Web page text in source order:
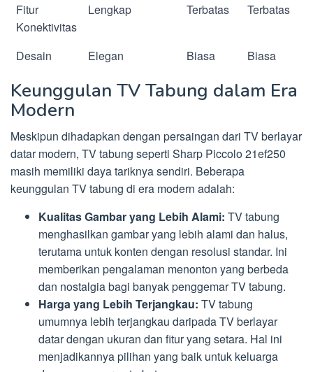
Fitur
Konektivitas
Lengkap Terbatas Terbatas
Desain Elegan Biasa Biasa
Keunggulan TV Tabung dalam Era
Modern
Meskipun dihadapkan dengan persaingan dari TV berlayar
datar modern, TV tabung seperti Sharp Piccolo 21ef250
masih memiliki daya tariknya sendiri. Beberapa
keunggulan TV tabung di era modern adalah:
Kualitas Gambar yang Lebih Alami: TV tabung
menghasilkan gambar yang lebih alami dan halus,
terutama untuk konten dengan resolusi standar. Ini
memberikan pengalaman menonton yang berbeda
dan nostalgia bagi banyak penggemar TV tabung.
Harga yang Lebih Terjangkau: TV tabung
umumnya lebih terjangkau daripada TV berlayar
datar dengan ukuran dan fitur yang setara. Hal ini
menjadikannya pilihan yang baik untuk keluarga